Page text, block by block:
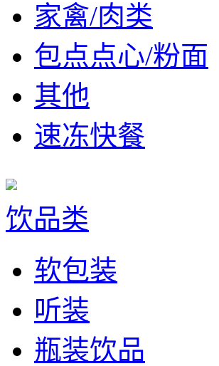
家禽/肉类
包点点心/粉面
其他
速冻快餐
饮品类
软包装
听装
瓶装饮品